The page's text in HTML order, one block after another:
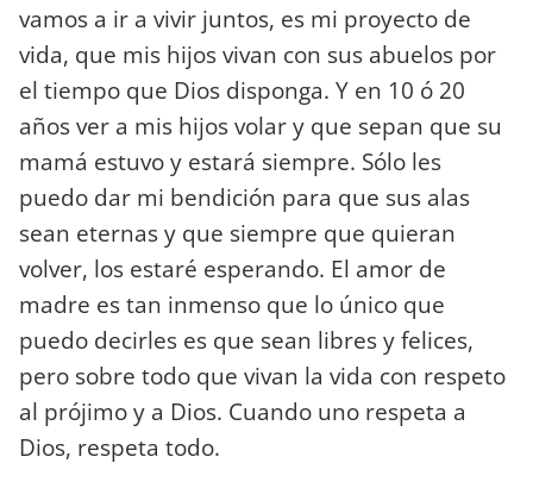
vamos a ir a vivir juntos, es mi proyecto de
vida, que mis hijos vivan con sus abuelos por
el tiempo que Dios disponga. Y en 10 ó 20
años ver a mis hijos volar y que sepan que su
mamá estuvo y estará siempre. Sólo les
puedo dar mi bendición para que sus alas
sean eternas y que siempre que quieran
volver, los estaré esperando. El amor de
madre es tan inmenso que lo único que
puedo decirles es que sean libres y felices,
pero sobre todo que vivan la vida con respeto
al prójimo y a Dios. Cuando uno respeta a
Dios, respeta todo.